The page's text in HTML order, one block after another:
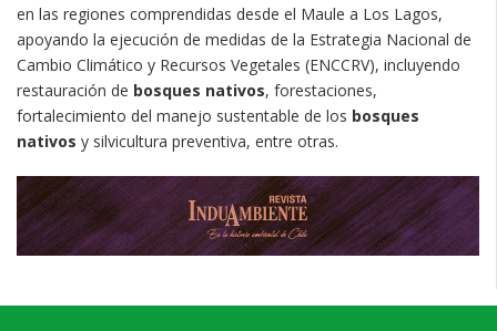
en las regiones comprendidas desde el Maule a Los Lagos,
apoyando la ejecución de medidas de la Estrategia Nacional de
Cambio Climático y Recursos Vegetales (ENCCRV), incluyendo
restauración de bosques nativos, forestaciones,
fortalecimiento del manejo sustentable de los bosques
nativos y silvicultura preventiva, entre otras.